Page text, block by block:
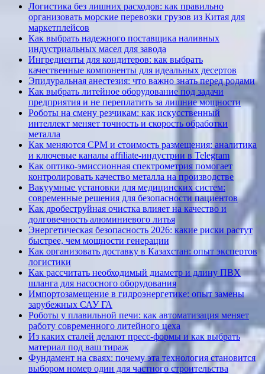
Логистика без лишних расходов: как правильно
организовать морские перевозки грузов из Китая для
маркетплейсов
Как выбрать надежного поставщика наливных
индустриальных масел для завода
Ингредиенты для кондитеров: как выбрать
качественные компоненты для идеальных десертов
Эпидуральная анестезия: что важно знать перед родами
Как выбрать литейное оборудование под задачи
предприятия и не переплатить за лишние мощности
Роботы на смену резчикам: как искусственный
интеллект меняет точность и скорость обработки
металла
Как меняются CPM и стоимость размещения: аналитика
и ключевые каналы affiliate-индустрии в Telegram
Как оптико-эмиссионная спектрометрия помогает
контролировать качество металла на производстве
Вакуумные установки для медицинских систем:
современные решения для безопасности пациентов
Как дробеструйная очистка влияет на качество и
долговечность алюминиевого литья
Энергетическая безопасность 2026: какие риски растут
быстрее, чем мощности генерации
Как организовать доставку в Казахстан: опыт экспертов
логистики
Как рассчитать необходимый диаметр и длину ПВХ
шланга для насосного оборудования
Импортозамещение в гидроэнергетике: опыт замены
зарубежных САУ ГА
Роботы у плавильной печи: как автоматизация меняет
работу современного литейного цеха
Из каких сталей делают пресс-формы и как выбрать
материал под ваш тираж
Фундамент на сваях: почему эта технология становится
выбором номер один для частного строительства